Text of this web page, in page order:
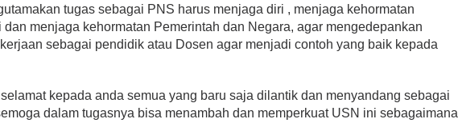
tugas sebagai PNS harus menjaga diri , menjaga kehormatan
dan menjaga kehormatan Pemerintah dan Negara, agar mengedepankan
sebagai pendidik atau Dosen agar menjadi contoh yang baik kepada
kepada anda semua yang baru saja dilantik dan menyandang sebagai
dalam tugasnya bisa menambah dan memperkuat USN ini sebagaimana